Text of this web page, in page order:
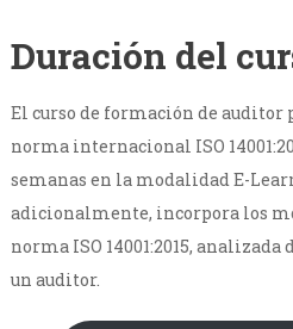
Duración del
El curso de formación de auditor
norma internacional ISO
semanas en la modalidad E-
adicionalmente, incorpora los
norma ISO 14001:2015, analizada
un auditor.